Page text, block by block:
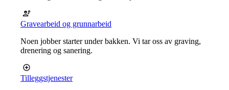
Gravearbeid og grunnarbeid
Noen jobber starter under bakken. Vi tar oss av graving,
drenering og sanering.
Tilleggstjenester